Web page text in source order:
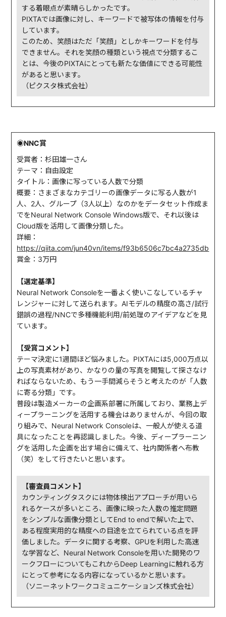
する着眼点が素晴らしかったです。
PIXTAでは画像に対し、キーワードで被写体の情報を付与
しています。
このため、笑顔はただ「笑顔」としかキーワードを付与
できません。それを笑顔の種類という視点で分類するこ
とは、今後のPIXTAにとっても新たな価値にできる可能性
があると思います。
（ピクスタ株式会社）
◉NNC賞
受賞者：杉田雄一さん
テーマ：自由設定
タイトル：画像に写っている人数で分類
概要：さまざまなカテゴリーの画像データに写る人数が1
人、2人、グループ（3人以上）なのかをデータセット作成ま
でをNeural Network Console Windows版で、それ以後は
Cloud版を活用して画像分類した。
詳細：
https://qiita.com/jun40vn/items/f93b6506c7bc4a2735db
賞金：3万円
【選定基準】
Neural Network Consoleを一番よく使いこなしているチャ
レンジャーに対して送られます。AIモデルの精度の高さ/試行
錯誤の過程/NNCで多種機能利用/前処理のアイデアなどを見
ています。
【受賞コメント】
テーマ決定に1週間ほど悩みました。PIXTAには5,000万点以
上の写真素材があり、かなりの量の写真を閲覧して探さなけ
ればならないため、もう一手間減らそうと考えたのが「人数
に寄る分類」です。
普段は製造メーカーの企画系部署に所属しており、業務上デ
ィープラーニングを活用する機会はありませんが、今回の取
り組みで、Neural Network Consoleは、一般人が使える道
具になったことを再認識しました。今後、ディープラーニン
グを活用した企画を出す場合に備えて、社内関係者へ布教
（笑）をして行きたいと思います。
【審査員コメント】
カウンティングタスクには物体検出アプローチが用いら
れるケースが多いところ、画像に映った人数の推定問題
をシンプルな画像分類としてEnd to endで解いた上で、
ある程度実用的な精度への目途を立てられている点を評
価しました。データに関する考察、GPUを利用した高速
な学習など、Neural Network Consoleを用いた開発のワ
ークフローについてもこれからDeep Learningに触れる方
にとって参考になる内容になっているかと思います。
（ソニーネットワークコミュニケーションズ株式会社）